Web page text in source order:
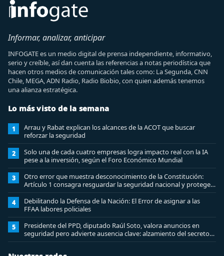
Informar, analizar, anticipar
INFOGATE es un medio digital de prensa independiente, informativo,
serio y creíble, así dan cuenta las referencias a notas periodística que
hacen otros medios de comunicación tales como: La Segunda, CNN
Chile, MEGA, ADN Radio, Radio Biobio, con quien además tenemos
una alianza estratégica.
Lo más visto de la semana
1
Arrau y Rabat explican los alcances de la ACOT que buscar
reforzar la seguridad
2
Solo una de cada cuatro empresas logra impacto real con la IA
pese a la inversión, según el Foro Económico Mundial
3
Otro error que muestra desconocimiento de la Constitución:
Artículo 1 consagra resguardar la seguridad nacional y proteger
a los ciudadanos
4
Debilitando la Defensa de la Nación: El Error de asignar a las
FFAA labores policiales
5
Presidente del PPD, diputado Raúl Soto, valora anuncios en
seguridad pero advierte ausencia clave: alzamiento del secreto
bancario